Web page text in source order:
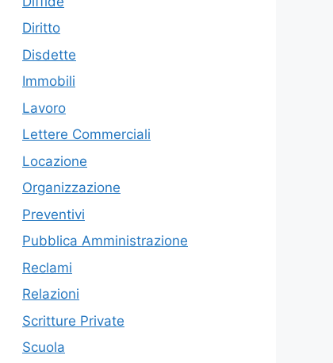
Diritto
Disdette
Immobili
Lavoro
Lettere Commerciali
Locazione
Organizzazione
Preventivi
Pubblica Amministrazione
Reclami
Relazioni
Scritture Private
Scuola